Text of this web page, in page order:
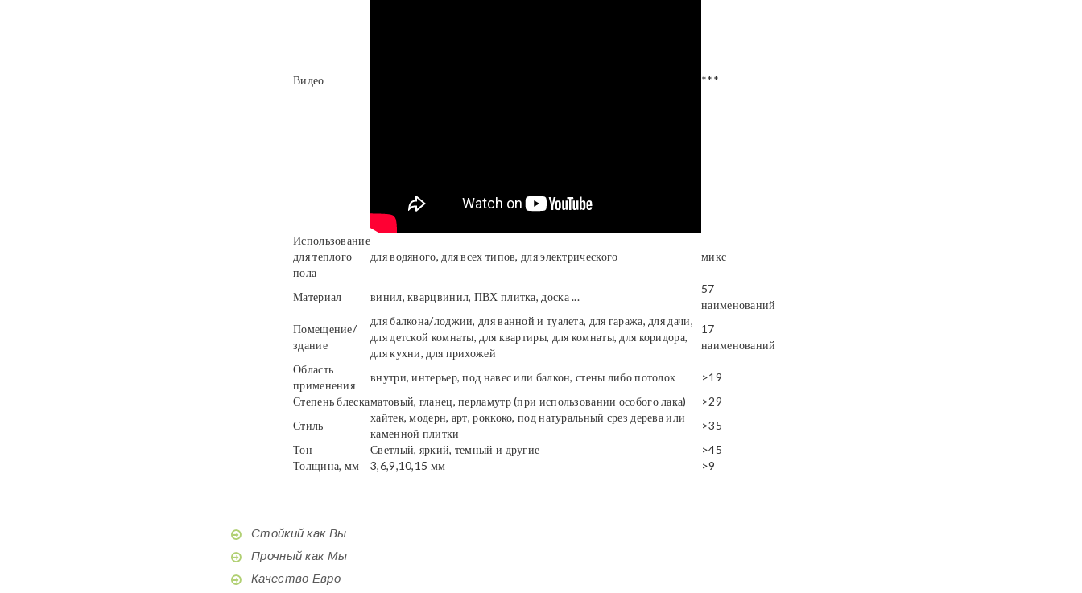
Видео ***
Использование
для теплого
пола
для водяного, для всех типов, для электрического микс
Материал винил, кварцвинил, ПВХ плитка, доска ...
57
наименований
Помещение/
здание
для балкона/лоджии, для ванной и туалета, для гаража, для дачи,
для детской комнаты, для квартиры, для комнаты, для коридора,
для кухни, для прихожей
17
наименований
Область
применения
внутри, интерьер, под навес или балкон, стены либо потолок
>19
Степень блескаматовый, гланец, перламутр (при использовании особого лака)
>29
Стиль
хайтек, модерн, арт, роккоко, под натуральный срез дерева или
каменной плитки
>35
Тон
Светлый, яркий, темный и другие
>45
Толщина, мм
3,6,9,10,15 мм >9
Стойкий как Вы
Прочный как Мы
Качество Евро